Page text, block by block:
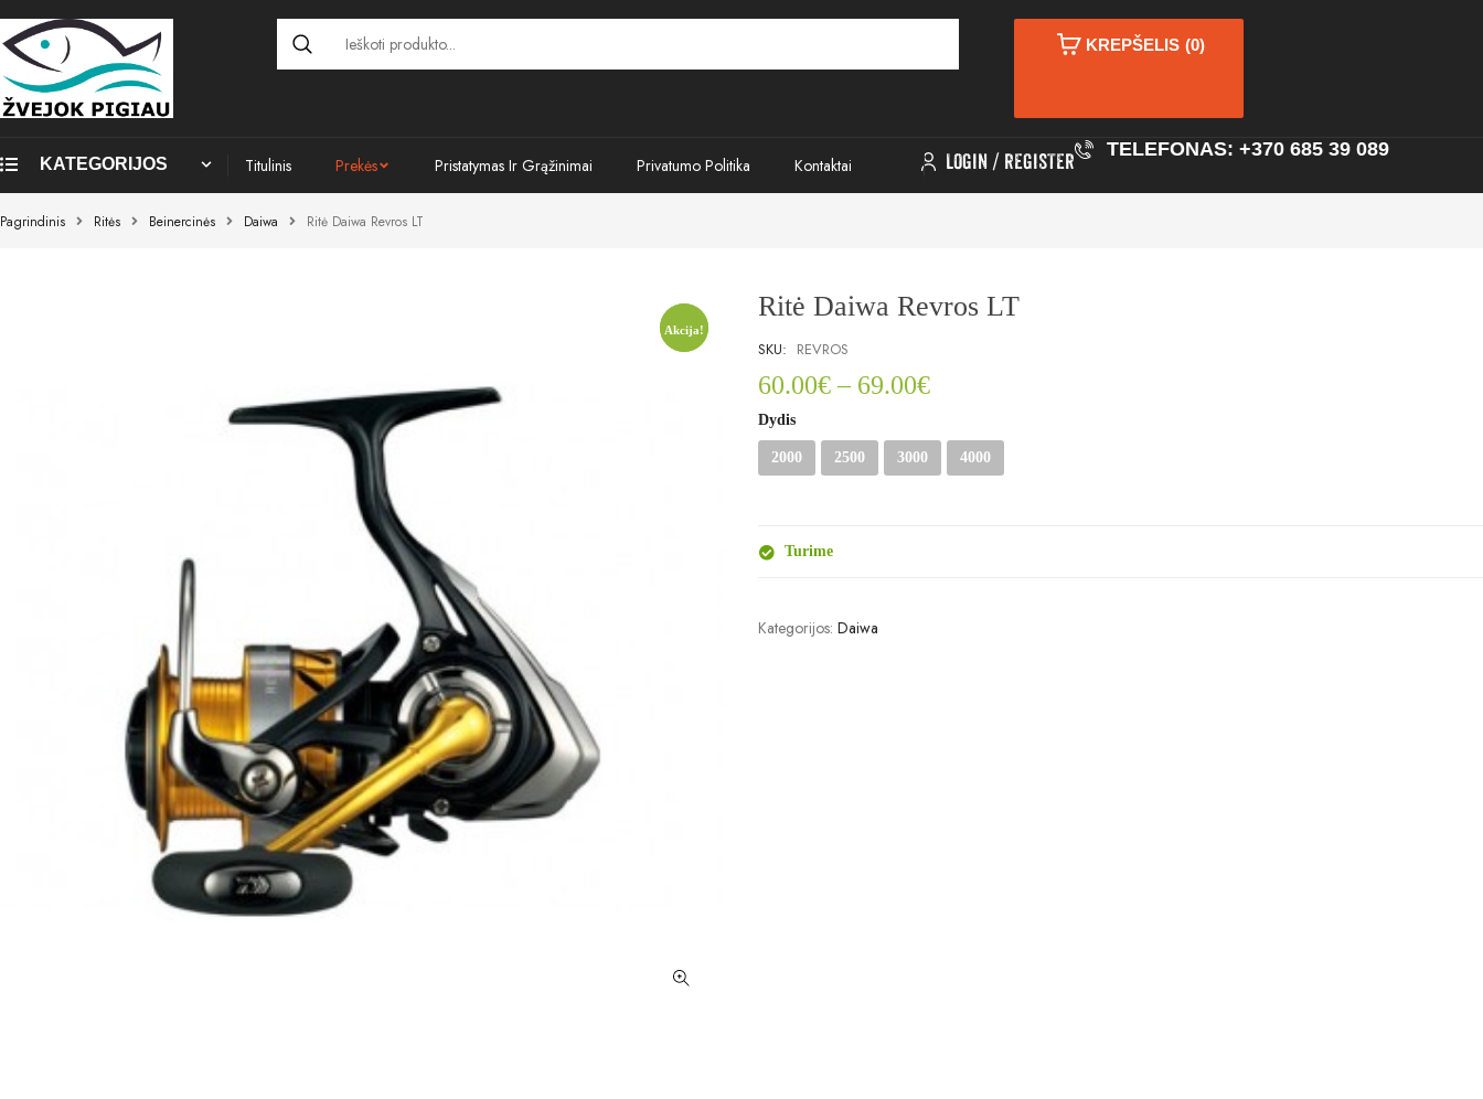
KREPŠELIS (0)
KATEGORIJOS Titulinis Prekės Pristatymas Ir Grąžinimai Privatumo Politika Kontaktai LOGIN REGISTER TELEFONAS: +370 685 39 089
Pagrindinis Ritės Beinercinės Daiwa Ritė Daiwa Revros LT
Akcija!
Akcija!
Ritė Daiwa Revros LT
SKU: REVROS
60.00€– 69.00€
Dydis
2000 2500 3000 4000
Turime
Kategorijos: Daiwa